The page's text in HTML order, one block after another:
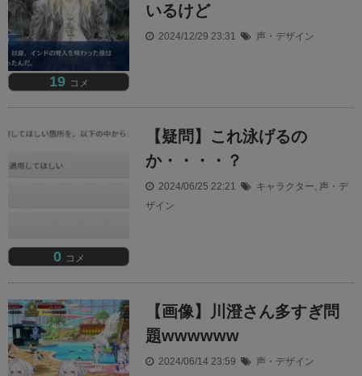
19 コメ
いるけど
2024/12/29 23:31 声・デザイン
0 コメ
【疑問】これ泳げるの
か・・・・？
2024/06/25 22:21 キャラクター, 声・デ
ザイン
【画像】川澄さん多すぎ問
題wwwwww
2024/06/14 23:59 声・デザイン